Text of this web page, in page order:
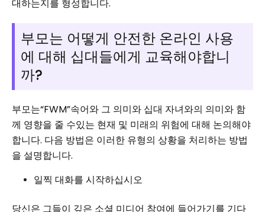
대하는지를 형성합니다.
부모는 어떻게 안전한 온라인 사용
에 대해 십대들에게 교육해야합니
까?
부모는“FWM”속어와 그 의미와 십대 자녀와의 의미와 함
께 영향을 줄 수있는 현재 및 미래의 위험에 대해 논의해야
합니다. 다음 방법은 이러한 유형의 상황을 처리하는 방법
을 설명합니다.
일찍 대화를 시작하십시오
당신은 그들이 깊은 소셜 미디어 참여에 들어가기를 기다